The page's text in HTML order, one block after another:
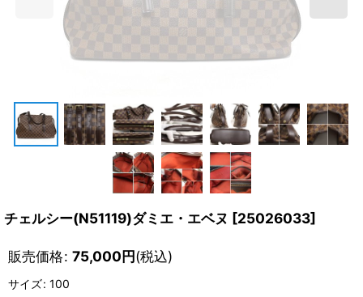
チェルシー(N51119)ダミエ・エベヌ [25026033]
販売価格: 75,000円(税込)
サイズ: 100